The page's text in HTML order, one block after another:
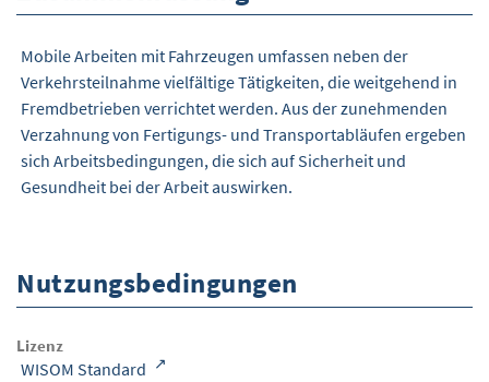
Mobile Arbeiten mit Fahrzeugen umfassen neben der
Verkehrsteilnahme vielfältige Tätigkeiten, die weitgehend in
Fremdbetrieben verrichtet werden. Aus der zunehmenden
Verzahnung von Fertigungs- und Transportabläufen ergeben
sich Arbeitsbedingungen, die sich auf Sicherheit und
Gesundheit bei der Arbeit auswirken.
Nutzungsbedingungen
Lizenz
WISOM Standard